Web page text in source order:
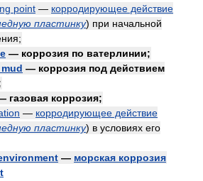
point — корродирующее действие
пластинку) при начальной
— коррозия по ватерлинии;
— коррозия под действием
газовая коррозия;
— корродирующее действие
пластинку) в условиях его
— морская коррозия